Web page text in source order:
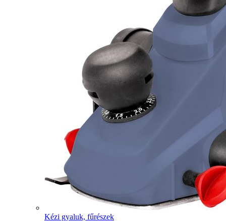
Kézi gyaluk, fűrészek